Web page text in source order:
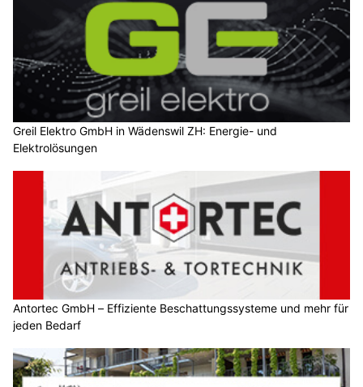
Greil Elektro GmbH in Wädenswil ZH: Energie- und
Elektrolösungen
Antortec GmbH – Effiziente Beschattungssysteme und mehr für
jeden Bedarf